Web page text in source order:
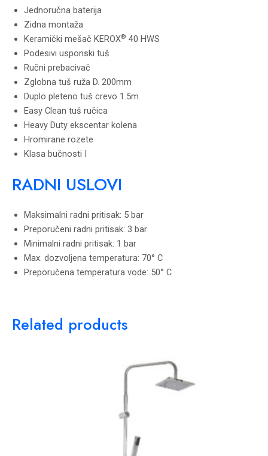
Jednoručna baterija
Zidna montaža
Keramički mešač KEROX® 40 HWS
Podesivi usponski tuš
Ručni prebacivač
Zglobna tuš ruža D. 200mm
Duplo pleteno tuš crevo 1.5m
Easy Clean tuš ručica
Heavy Duty ekscentar kolena
Hromirane rozete
Klasa bučnosti I
RADNI USLOVI
Maksimalni radni pritisak: 5 bar
Preporučeni radni pritisak: 3 bar
Minimalni radni pritisak: 1 bar
Max. dozvoljena temperatura: 70° C
Preporučena temperatura vode: 50° C
Related products